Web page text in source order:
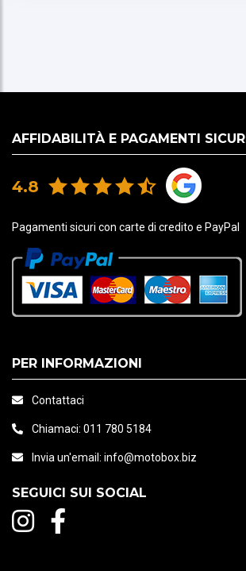
AFFIDABILITÀ E PAGAMENTI SICURI
4.8
Pagamenti sicuri con carte di credito e PayPal
PER INFORMAZIONI
Contattaci
Chiamaci: 011 780 5184
Invia un'email: info@motobox.biz
SEGUICI SUI SOCIAL